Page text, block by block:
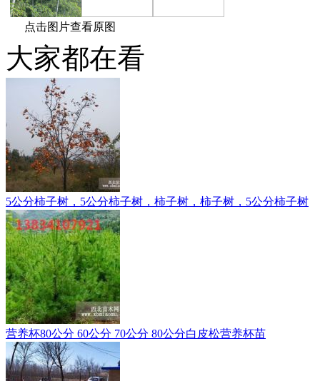
点击图片查看原图
大家都在看
5公分柿子树，5公分柿子树，柿子树，柿子树，5公分柿子树
营养杯80公分 60公分 70公分 80公分白皮松营养杯苗